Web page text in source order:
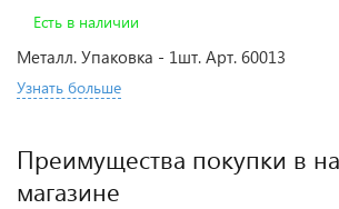
Есть в наличии
Металл. Упаковка - 1шт. Арт. 60013
Узнать больше
Преимущества покупки в
магазине